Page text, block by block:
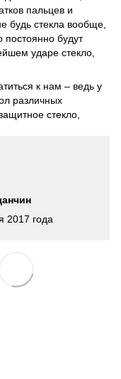
пальцев и
будь стекла вообще,
постоянно будут
ударе стекло,
к нам – ведь у
различных
стекло
2017 года